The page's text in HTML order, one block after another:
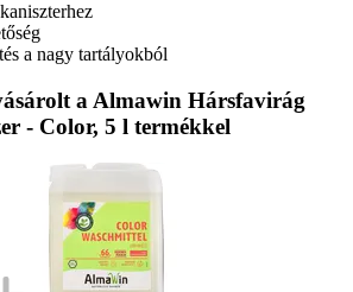
a nagy tartályokból
a Almawin Hársfavirág
- Color, 5 l termékkel